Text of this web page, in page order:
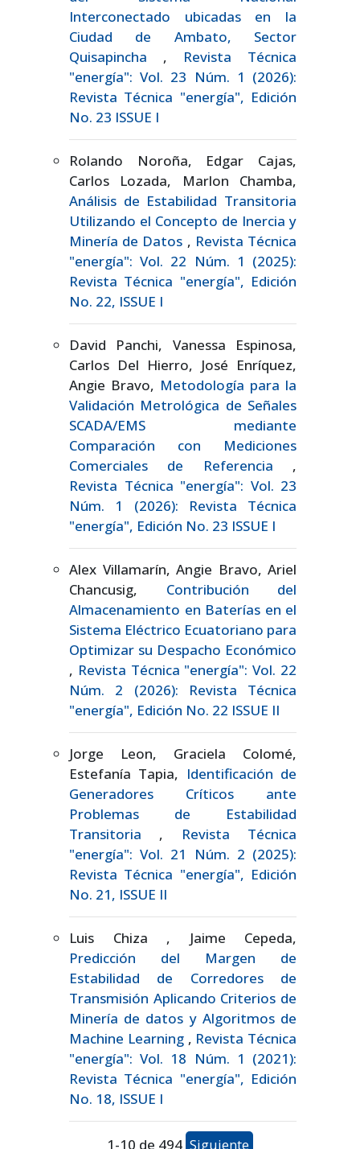
Interconectado ubicadas en la
Ciudad de Ambato, Sector
Quisapincha , Revista Técnica
"energía": Vol. 23 Núm. 1 (2026):
Revista Técnica "energía", Edición
No. 23 ISSUE I
Rolando Noroña, Edgar Cajas,
Carlos Lozada, Marlon Chamba,
Análisis de Estabilidad Transitoria
Utilizando el Concepto de Inercia y
Minería de Datos , Revista Técnica
"energía": Vol. 22 Núm. 1 (2025):
Revista Técnica "energía", Edición
No. 22, ISSUE I
David Panchi, Vanessa Espinosa,
Carlos Del Hierro, José Enríquez,
Angie Bravo, Metodología para la
Validación Metrológica de Señales
SCADA/EMS mediante
Comparación con Mediciones
Comerciales de Referencia ,
Revista Técnica "energía": Vol. 23
Núm. 1 (2026): Revista Técnica
"energía", Edición No. 23 ISSUE I
Alex Villamarín, Angie Bravo, Ariel
Chancusig, Contribución del
Almacenamiento en Baterías en el
Sistema Eléctrico Ecuatoriano para
Optimizar su Despacho Económico
, Revista Técnica "energía": Vol. 22
Núm. 2 (2026): Revista Técnica
"energía", Edición No. 22 ISSUE II
Jorge Leon, Graciela Colomé,
Estefanía Tapia, Identificación de
Generadores Críticos ante
Problemas de Estabilidad
Transitoria ,
Revista Técnica
"energía": Vol. 21 Núm. 2 (2025):
Revista Técnica "energía", Edición
No. 21, ISSUE II
Luis Chiza , Jaime Cepeda,
Predicción del Margen de
Estabilidad de Corredores de
Transmisión Aplicando Criterios de
Minería de datos y Algoritmos de
Machine Learning , Revista Técnica
"energía": Vol. 18 Núm. 1 (2021):
Revista Técnica "energía", Edición
No. 18, ISSUE I
1-10 de 494 Siguiente